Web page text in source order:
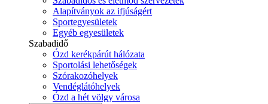
Alapítványok az ifjúságért
Sportegyesületek
Egyéb egyesületek
Szabadidő
Ózd kerékpárút hálózata
Sportolási lehetőségek
Szórakozóhelyek
Vendéglátóhelyek
Ózd a hét völgy városa